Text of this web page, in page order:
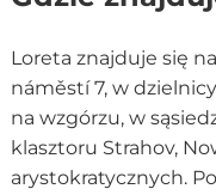
Loreta znajduje się
náměstí 7, w dzielnicy
na wzgórzu, w
klasztoru Strahov,
arystokratycznych.